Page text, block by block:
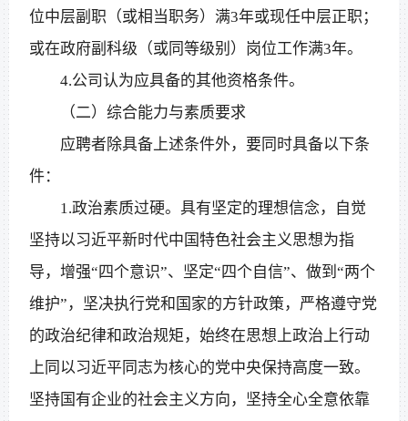
位中层副职（或相当职务）满3年或现任中层正职；
或在政府副科级（或同等级别）岗位工作满3年。
4.公司认为应具备的其他资格条件。
（二）综合能力与素质要求
应聘者除具备上述条件外，要同时具备以下条
件：
1.政治素质过硬。具有坚定的理想信念，自觉
坚持以习近平新时代中国特色社会主义思想为指
导，增强“四个意识”、坚定“四个自信”、做到“两个
维护”，坚决执行党和国家的方针政策，严格遵守党
的政治纪律和政治规矩，始终在思想上政治上行动
上同以习近平同志为核心的党中央保持高度一致。
坚持国有企业的社会主义方向，坚持全心全意依靠